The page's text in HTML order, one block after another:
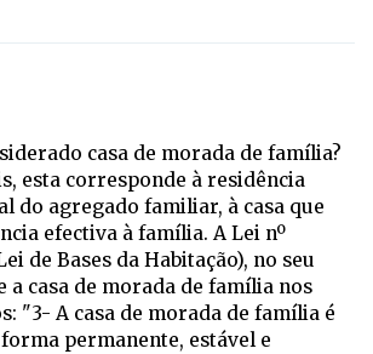
casa de morada de família?
esta corresponde à residência
do agregado familiar, à casa que
efectiva à família. A Lei nº
de Bases da Habitação), no seu
a casa de morada de família nos
"3- A casa de morada de família é
permanente, estável e